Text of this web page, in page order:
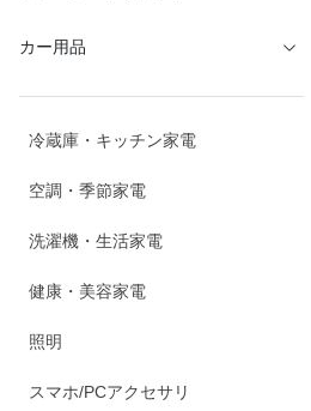
カー用品
冷蔵庫・キッチン家電
空調・季節家電
洗濯機・生活家電
健康・美容家電
照明
スマホ/PCアクセサリ